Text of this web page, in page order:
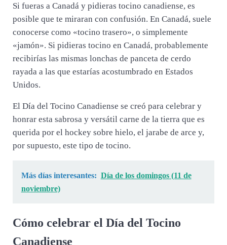
Si fueras a Canadá y pidieras tocino canadiense, es
posible que te miraran con confusión. En Canadá, suele
conocerse como «tocino trasero», o simplemente
«jamón». Si pidieras tocino en Canadá, probablemente
recibirías las mismas lonchas de panceta de cerdo
rayada a las que estarías acostumbrado en Estados
Unidos.
El Día del Tocino Canadiense se creó para celebrar y
honrar esta sabrosa y versátil carne de la tierra que es
querida por el hockey sobre hielo, el jarabe de arce y,
por supuesto, este tipo de tocino.
Más días interesantes: Día de los domingos (11 de
noviembre)
Cómo celebrar el Día del Tocino
Canadiense